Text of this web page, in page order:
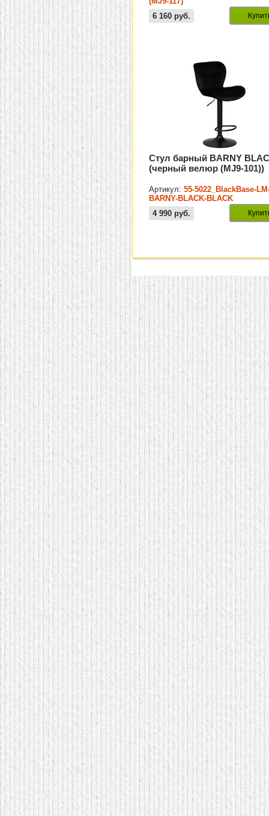
6 160 руб.
Стул барный BARNY
(черный велюр (MJ9-101))
Артикул:55-5022_BlackBase-
BARNY-BLACK-BLACK
4 990 руб.